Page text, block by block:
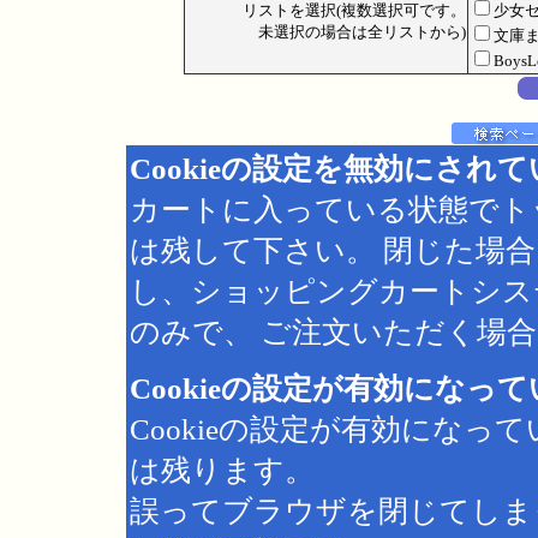
リストを選択(複数選択可です。
未選択の場合は全リストから)
少女
文庫
Cookieの設定を無効にされ
カートに入っている状態で
は残して下さい。 閉じた場
し、ショッピングカートシ
のみで、 ご注文いただく場
Cookieの設定が有効になっ
Cookieの設定が有効になっ
は残ります。
誤ってブラウザを閉じてし